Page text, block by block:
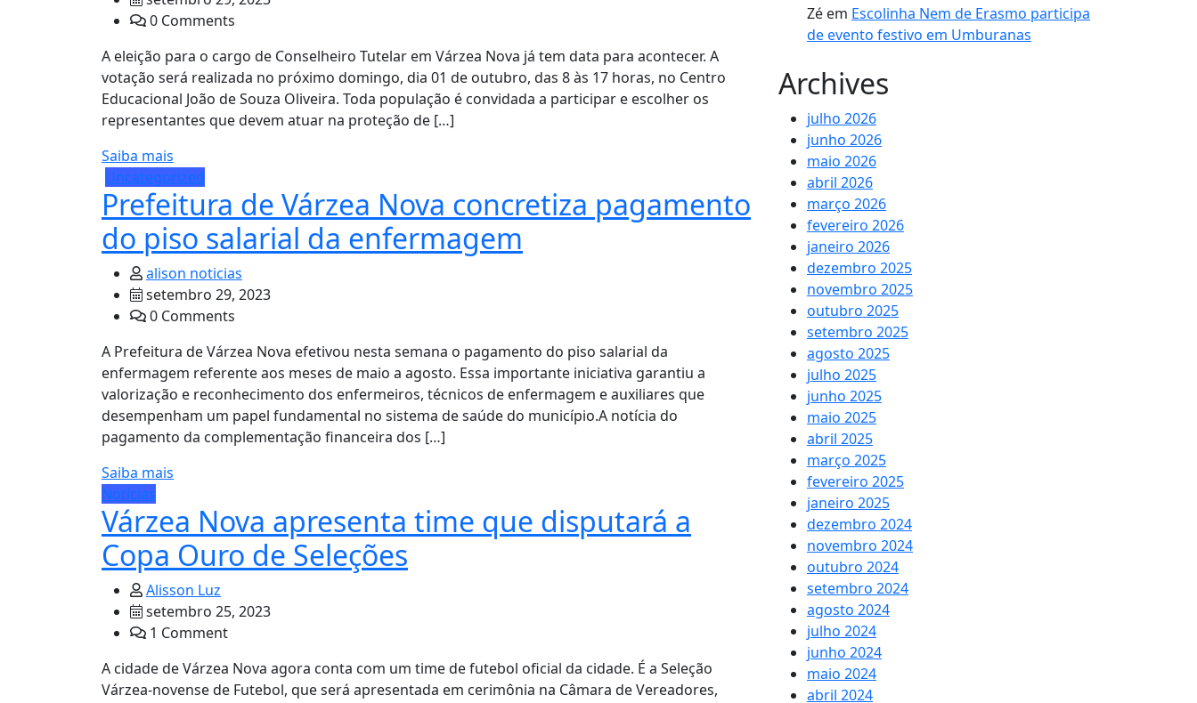
0 Comments
A eleição para o cargo de Conselheiro Tutelar em Várzea Nova já tem data para acontecer. A
votação será realizada no próximo domingo, dia 01 de outubro, das 8 às 17 horas, no Centro
Educacional João de Souza Oliveira. Toda população é convidada a participar e escolher os
representantes que devem atuar na proteção de […]
Saiba mais
Uncategorized
Prefeitura de Várzea Nova concretiza pagamento
do piso salarial da enfermagem
alison noticias
setembro 29, 2023
0 Comments
A Prefeitura de Várzea Nova efetivou nesta semana o pagamento do piso salarial da
enfermagem referente aos meses de maio a agosto. Essa importante iniciativa garantiu a
valorização e reconhecimento dos enfermeiros, técnicos de enfermagem e auxiliares que
desempenham um papel fundamental no sistema de saúde do município.A notícia do
pagamento da complementação financeira dos […]
Saiba mais
Notícias
Várzea Nova apresenta time que disputará a
Copa Ouro de Seleções
Alisson Luz
setembro 25, 2023
1 Comment
A cidade de Várzea Nova agora conta com um time de futebol oficial da cidade. É a Seleção
Várzea-novense de Futebol, que será apresentada em cerimônia na Câmara de Vereadores,
Zé em Escolinha Nem de Erasmo participa
de evento festivo em Umburanas
Archives
julho 2026
junho 2026
maio 2026
abril 2026
março 2026
fevereiro 2026
janeiro 2026
dezembro 2025
novembro 2025
outubro 2025
setembro 2025
agosto 2025
julho 2025
junho 2025
maio 2025
abril 2025
março 2025
fevereiro 2025
janeiro 2025
dezembro 2024
novembro 2024
outubro 2024
setembro 2024
agosto 2024
julho 2024
junho 2024
maio 2024
abril 2024